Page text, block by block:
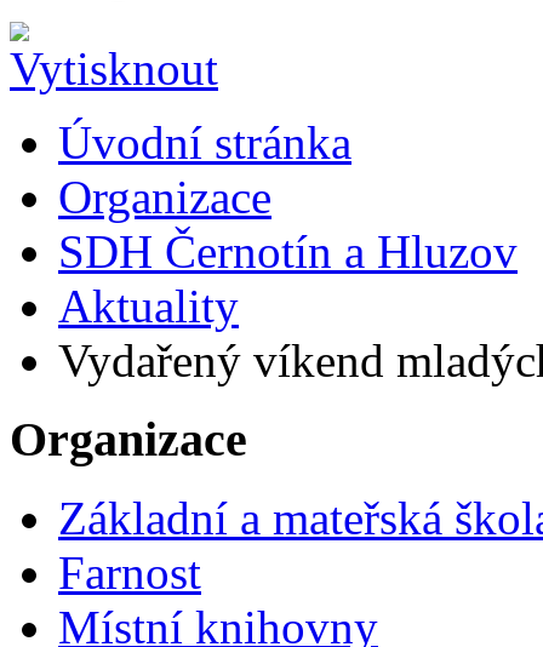
Úvodní stránka
Organizace
SDH Černotín a Hluzov
Aktuality
Vydařený víkend
Organizace
Základní a mateřská
Farnost
Místní knihovny